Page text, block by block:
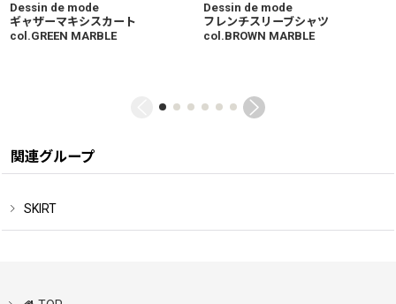
Dessin de mode
ギャザーマキシスカート
col.GREEN MARBLE
Dessin de mode
フレンチスリーブシャツ
col.BROWN MARBLE
関連グループ
SKIRT